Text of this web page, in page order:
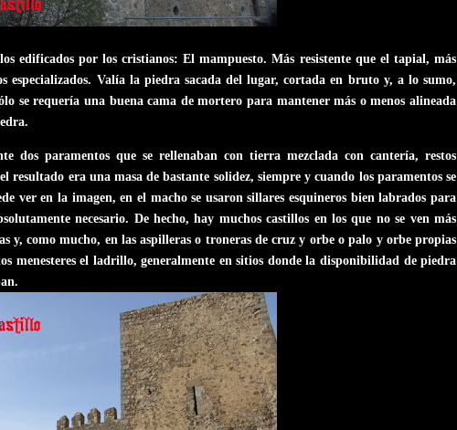
edificados por los cristianos: El mampuesto. Más resistente que el tapial, más
especializados. Valía la piedra sacada del lugar, cortada en bruto y, a lo sumo,
se requería una buena cama de mortero para mantener más o menos alineada
dos paramentos que se rellenaban con tierra mezclada con cantería, restos
resultado era una masa de bastante solidez, siempre y cuando los paramentos se
ver en la imagen, en el macho se usaron sillares esquineros bien labrados para
necesario. De hecho, hay muchos castillos en los que no se ven más
y, como mucho, en las aspilleras o troneras de cruz y orbe o palo y orbe propias
menesteres el ladrillo, generalmente en sitios donde la disponibilidad de piedra